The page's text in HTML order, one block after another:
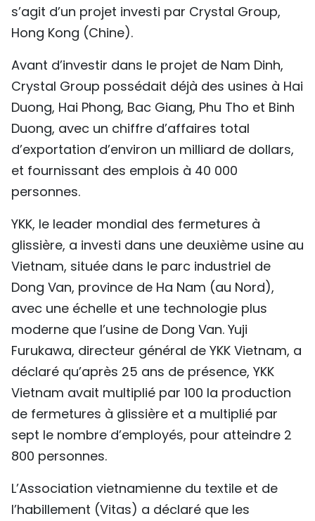
s’agit d’un projet investi par Crystal Group,
Hong Kong (Chine).
Avant d’investir dans le projet de Nam Dinh,
Crystal Group possédait déjà des usines à Hai
Duong, Hai Phong, Bac Giang, Phu Tho et Binh
Duong, avec un chiffre d’affaires total
d’exportation d’environ un milliard de dollars,
et fournissant des emplois à 40 000
personnes.
YKK, le leader mondial des fermetures à
glissière, a investi dans une deuxième usine au
Vietnam, située dans le parc industriel de
Dong Van, province de Ha Nam (au Nord),
avec une échelle et une technologie plus
moderne que l’usine de Dong Van. Yuji
Furukawa, directeur général de YKK Vietnam, a
déclaré qu’après 25 ans de présence, YKK
Vietnam avait multiplié par 100 la production
de fermetures à glissière et a multiplié par
sept le nombre d’employés, pour atteindre 2
800 personnes.
L’Association vietnamienne du textile et de
l’habillement (Vitas) a déclaré que les